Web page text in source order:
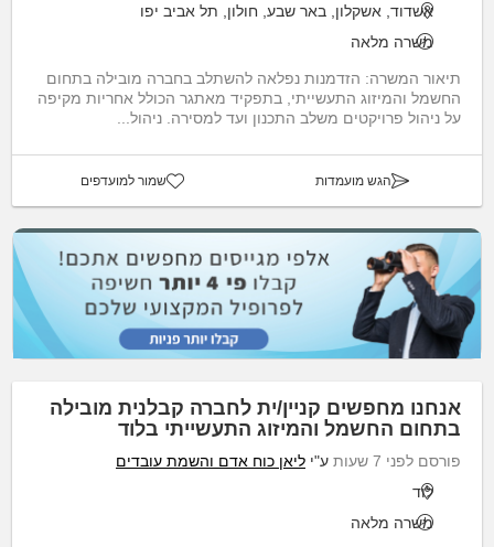
אשדוד, אשקלון, באר שבע, חולון, תל אביב יפו
משרה מלאה
תיאור המשרה: הזדמנות נפלאה להשתלב בחברה מובילה בתחום
החשמל והמיזוג התעשייתי, בתפקיד מאתגר הכולל אחריות מקיפה
על ניהול פרויקטים משלב התכנון ועד למסירה. ניהול...
הגש מועמדות שמור למועדפים
אנחנו מחפשים קניין/ית לחברה קבלנית מובילה
בתחום החשמל והמיזוג התעשייתי בלוד
פורסם לפני 7 שעות ע"י ליאן כוח אדם והשמת עובדים
לוד
משרה מלאה